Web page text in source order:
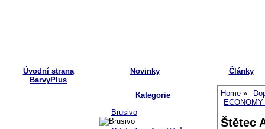
Úvodní strana Novinky
Články
BarvyPlus
Home
Štětec
Kategorie
Brusivo